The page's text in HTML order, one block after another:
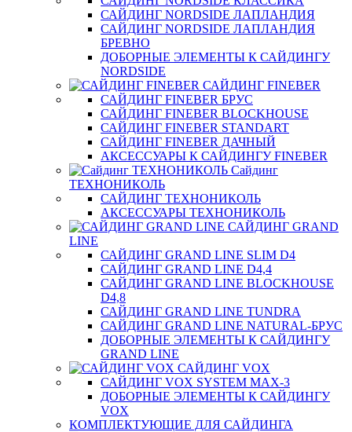
САЙДИНГ NORDSIDE ЛАПЛАНДИЯ
САЙДИНГ NORDSIDE ЛАПЛАНДИЯ
БРЕВНО
ДОБОРНЫЕ ЭЛЕМЕНТЫ К САЙДИНГУ
NORDSIDE
САЙДИНГ FINEBER
САЙДИНГ FINEBER БРУС
САЙДИНГ FINEBER BLOCKHOUSE
САЙДИНГ FINEBER STANDART
САЙДИНГ FINEBER ДАЧНЫЙ
АКСЕССУАРЫ К САЙДИНГУ FINEBER
Сайдинг
ТЕХНОНИКОЛЬ
САЙДИНГ ТЕХНОНИКОЛЬ
АКСЕССУАРЫ ТЕХНОНИКОЛЬ
САЙДИНГ GRAND
LINE
САЙДИНГ GRAND LINE SLIM D4
САЙДИНГ GRAND LINE D4,4
САЙДИНГ GRAND LINE BLOCKHOUSE
D4,8
САЙДИНГ GRAND LINE TUNDRA
САЙДИНГ GRAND LINE NATURAL-БРУС
ДОБОРНЫЕ ЭЛЕМЕНТЫ К САЙДИНГУ
GRAND LINE
САЙДИНГ VOX
САЙДИНГ VOX SYSTEM MAX-3
ДОБОРНЫЕ ЭЛЕМЕНТЫ К САЙДИНГУ
VOX
КОМПЛЕКТУЮЩИЕ ДЛЯ САЙДИНГА